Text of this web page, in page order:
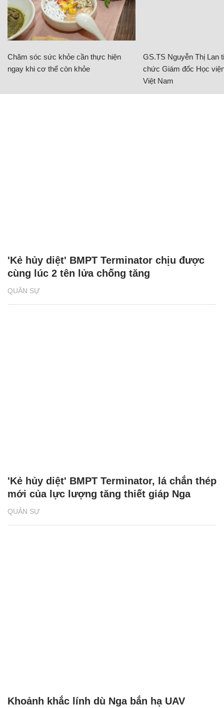
Chăm sóc sức khỏe cần thực hiện
ngay khi cơ thể còn khỏe
GS.TS Nguyễn Thị Lan
chức Giám đốc Học
Việt Nam
QUÂN SỰ
'Kẻ hủy diệt' BMPT Terminator chịu được
cùng lúc 2 tên lửa chống tăng
QUÂN SỰ
'Kẻ hủy diệt' BMPT Terminator, lá chắn thép
mới của lực lượng tăng thiết giáp Nga
Khoảnh khắc lính dù Nga bắn hạ UAV